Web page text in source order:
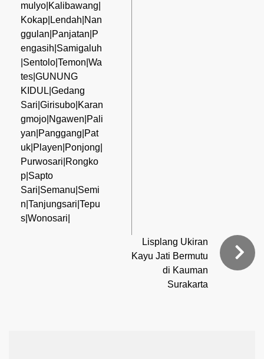
mulyo|Kalibawang|
Kokap|Lendah|Nan
ggulan|Panjatan|P
engasih|Samigaluh
|Sentolo|Temon|Wa
tes|GUNUNG
KIDUL|Gedang
Sari|Girisubo|Karan
gmojo|Ngawen|Pali
yan|Panggang|Pat
uk|Playen|Ponjong|
Purwosari|Rongko
p|Sapto
Sari|Semanu|Semi
n|Tanjungsari|Tepu
s|Wonosari|
Lisplang Ukiran
Kayu Jati Bermutu
di Kauman
Surakarta